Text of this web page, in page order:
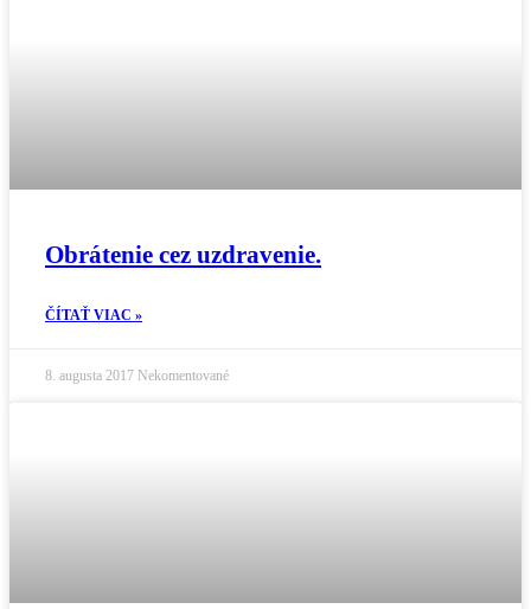
Obrátenie cez uzdravenie.
ČÍTAŤ VIAC »
8. augusta 2017 Nekomentované